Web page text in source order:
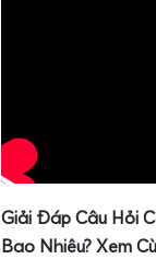
Giải Đáp Câu Hỏi
Bao Nhiêu? Xem